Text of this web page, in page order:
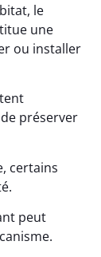
le
une
ou installer
préserver
certains
peut